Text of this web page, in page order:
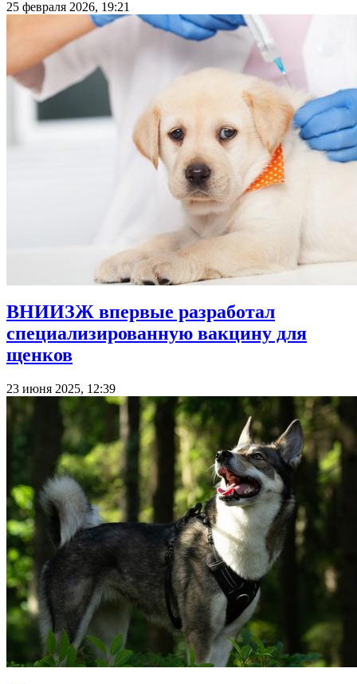
25 февраля 2026, 19:21
ВНИИЗЖ впервые разработал
специализированную вакцину для
щенков
23 июня 2025, 12:39